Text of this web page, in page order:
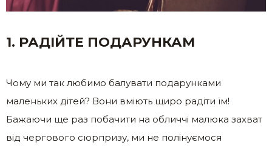
1. РАДІЙТЕ ПОДАРУНКАМ
Чому ми так любимо балувати подарунками
маленьких дітей? Вони вміють щиро радіти їм!
Бажаючи ще раз побачити на обличчі малюка захват
від чергового сюрпризу, ми не полінуємося